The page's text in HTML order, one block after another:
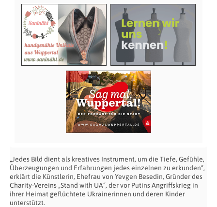
„Jedes Bild dient als kreatives Instrument, um die Tiefe, Gefühle,
Überzeugungen und Erfahrungen jedes einzelnen zu erkunden“,
erklärt die Künstlerin, Ehefrau von Yevgen Besedin, Gründer des
Charity-Vereins „Stand with UA“, der vor Putins Angriffskrieg in
ihrer Heimat geflüchtete Ukrainerinnen und deren Kinder
unterstützt.